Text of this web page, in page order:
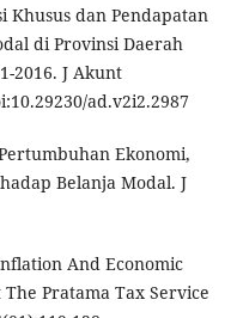
Khusus dan Pendapatan
di Provinsi Daerah
2016. J Akunt
ad.v2i2.2987
Ekonomi,
Belanja Modal. J
And Economic
Pratama Tax Service